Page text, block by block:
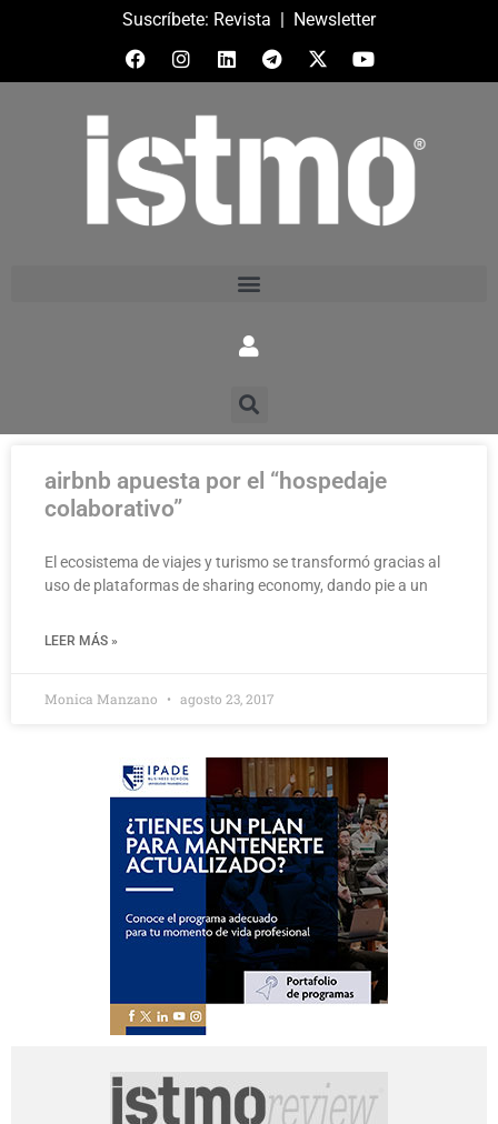
Suscríbete: Revista | Newsletter
airbnb apuesta por el “hospedaje
colaborativo”
El ecosistema de viajes y turismo se transformó gracias al
uso de plataformas de sharing economy, dando pie a un
LEER MÁS »
Monica Manzano agosto 23, 2017